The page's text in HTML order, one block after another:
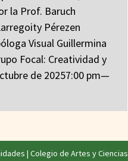
la Prof. Baruch
Pérezen
Visual Guillermina
Focal: Creatividad y
de 20257:00 pm—
| Colegio de Artes y Ciencias